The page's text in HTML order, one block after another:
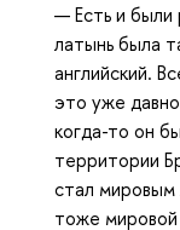
— Есть и были
латынь была
английский.
это уже
когда-то он
территории
стал мировым
тоже мировой